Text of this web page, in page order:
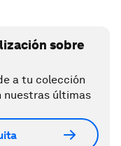
sobre
a tu colección
nuestras últimas